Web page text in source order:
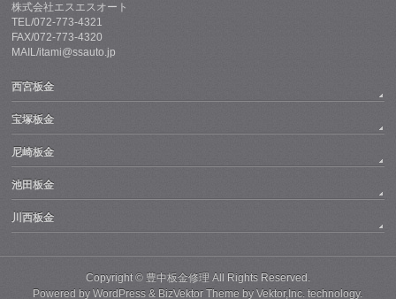
株式会社エスエスオート
TEL/072-773-4321
FAX/072-773-4320
MAIL/itami@ssauto.jp
西宮板金
宝塚板金
尼崎板金
池田板金
川西板金
Copyright © 豊中板金修理 All Rights Reserved.
Powered byWordPress & BizVektor Theme byVektor,Inc. technology.